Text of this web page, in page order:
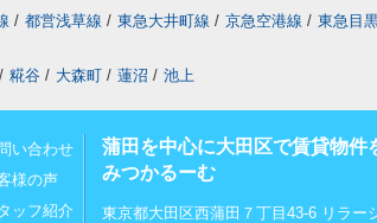
/ 都営浅草線 / 東急大井町線 / 京急空港線 / 東急目
/ 糀谷 / 大森町 / 蓮沼 / 池上
い合わせ
様の声
ッフ紹介
蒲田を中心に大田区で賃貸物件
みつかるーむ
東京都大田区西蒲田７丁目43-6 リラー